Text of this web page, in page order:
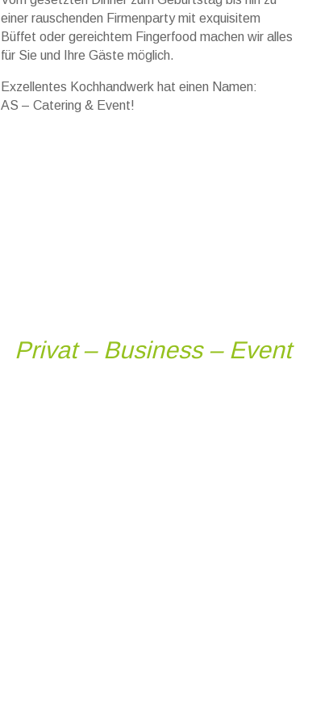
einer rauschenden Firmenparty mit exquisitem
Büffet oder gereichtem Fingerfood machen wir alles
für Sie und Ihre Gäste möglich.
Exzellentes Kochhandwerk hat einen Namen:
AS – Catering & Event!
Privat – Business – Event